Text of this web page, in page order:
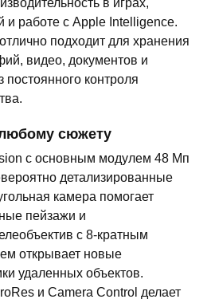
в играх,
и работе с Apple Intelligence.
подходит для хранения
видео, документов и
постоянного контроля
сюжету
с основным модулем 48 Мп
детализированные
камера помогает
пейзажи и
с 8-кратным
открывает новые
удаленных объектов.
и Camera Control делает